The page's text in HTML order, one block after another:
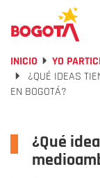
INICIO YO
¿QUÉ IDEAS
EN BOGOTÁ?
¿Qué